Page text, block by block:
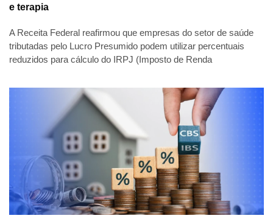
e terapia
A Receita Federal reafirmou que empresas do setor de saúde
tributadas pelo Lucro Presumido podem utilizar percentuais
reduzidos para cálculo do IRPJ (Imposto de Renda